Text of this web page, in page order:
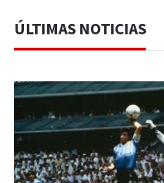
ÚLTIMAS NOTICIAS